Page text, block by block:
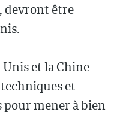
devront être
et la Chine
et
pour mener à bien